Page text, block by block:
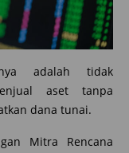
adalah tidak
aset tanpa
dana tunai.
Mitra Rencana